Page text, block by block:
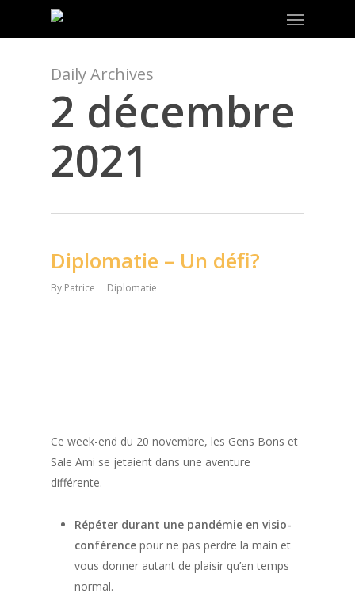
Menu
Daily Archives
2 décembre
2021
Diplomatie – Un défi?
By Patrice Diplomatie
Ce week-end du 20 novembre, les Gens Bons et
Sale Ami se jetaient dans une aventure
différente.
Répéter durant une pandémie en visio-
conférence pour ne pas perdre la main et
vous donner autant de plaisir qu’en temps
normal.